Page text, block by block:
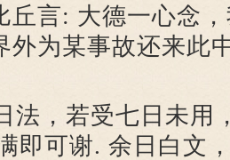
丘言: 大德一心念
外为某事故还来此
，若受七日未用
即可谢. 余日白文